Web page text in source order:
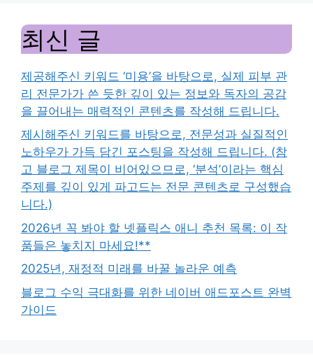
최신 글
제공해주신 키워드 ‘미용’을 바탕으로, 실제 피부 관
리 전문가가 쓴 듯한 깊이 있는 정보와 독자의 공감
을 끌어내는 매력적인 콘텐츠를 작성해 드립니다.
제시해주신 키워드를 바탕으로, 전문성과 실질적인
노하우가 가득 담긴 포스팅을 작성해 드립니다. (참
고 블로그 제목이 비어있으므로, ‘분석’이라는 핵심
주제를 깊이 있게 파고드는 전문 콘텐츠로 구성했습
니다.)
2026년 꼭 봐야 할 넷플릭스 애니 추천 목록: 이 작
품들은 놓치지 마세요!**
2025년, 재정적 미래를 바꿀 놀라운 예측
블로그 수익 극대화를 위한 네이버 애드포스트 완벽
가이드